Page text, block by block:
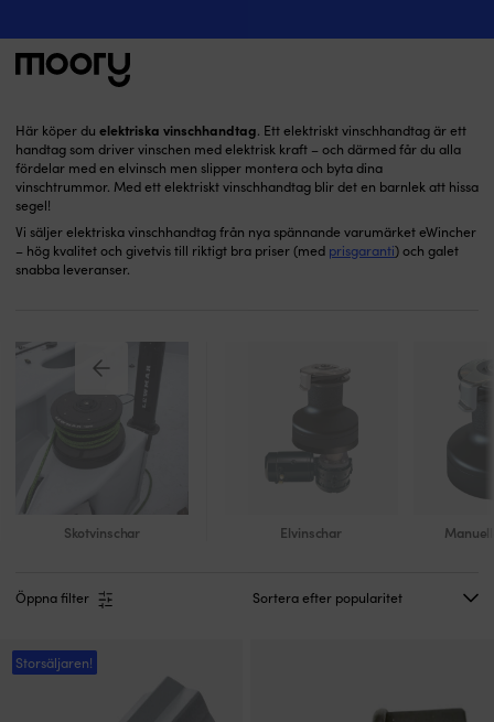
Sök
efter:
Elektriska vinschhandtag
(5)
Här köper du elektriska vinschhandtag. Ett elektriskt vinschhandtag är ett
handtag som driver vinschen med elektrisk kraft – och därmed får du alla
fördelar med en elvinsch men slipper montera och byta dina
vinschtrummor. Med ett elektriskt vinschhandtag blir det en barnlek att hissa
segel!
Vi säljer elektriska vinschhandtag från nya spännande varumärket eWincher
– hög kvalitet och givetvis till riktigt bra priser (med prisgaranti) och galet
snabba leveranser.
Skotvinschar Elvinschar
Öppna filter
Storsäljaren!